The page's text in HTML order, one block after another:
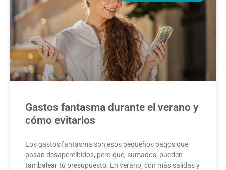
Gastos fantasma durante el verano y
cómo evitarlos
Los gastos fantasma son esos pequeños pagos que
pasan desapercibidos, pero que, sumados, pueden
tambalear tu presupuesto. En verano, con más salidas y